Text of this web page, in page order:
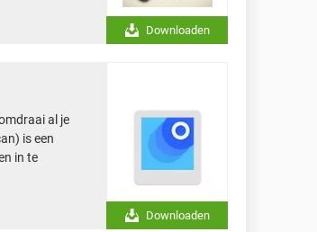
Downloaden
al je
is een
in te
Downloaden